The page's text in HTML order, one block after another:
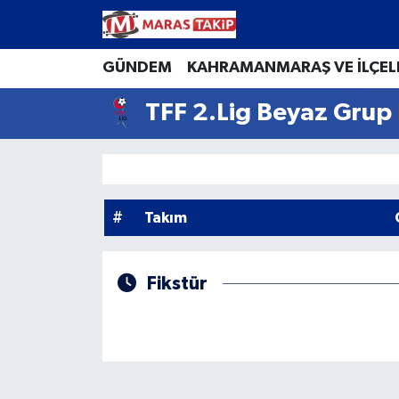
GÜNDEM KAHRAMANMARAŞ VE
TFF 2.Lig Beyaz
# Takım
Fikstür
Kahramanmaraş Nöbetçi Eczaneler
Kahramanmaraş Hava Durumu
Kahramanmaraş Trafik Yoğunluk Haritası
Tüm Manşetler